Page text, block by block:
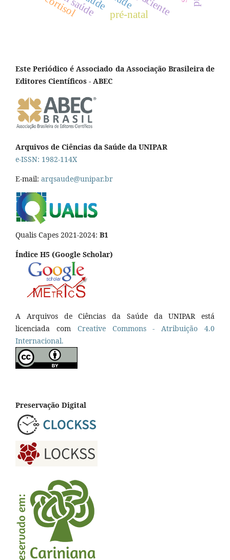
pré-natal
cortisol
Este Periódico é Associado da Associação Brasileira de
Editores Científicos - ABEC
Arquivos de Ciências da Saúde da UNIPAR
e-ISSN: 1982-114X
E-mail: arqsaude@unipar.br
Qualis Capes 2021-2024: B1
Índice H5 (Google Scholar)
A Arquivos de Ciências da Saúde da UNIPAR está
licenciada com Creative Commons - Atribuição 4.0
Internacional.
Preservação Digital